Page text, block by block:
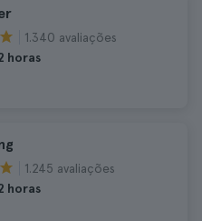
1.340 avaliações
horas
1.245 avaliações
horas